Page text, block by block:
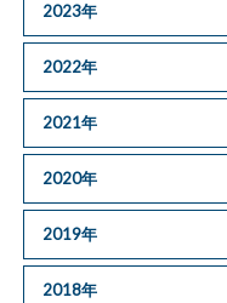
2023年
2022年
2021年
2020年
2019年
2018年